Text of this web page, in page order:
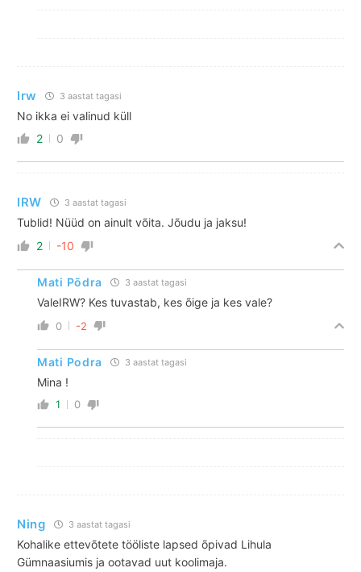
Irw 3 aastat tagasi
No ikka ei valinud küll
2
0
IRW 3 aastat tagasi
Tublid! Nüüd on ainult võita. Jõudu ja jaksu!
2
-10
Mati Põdra 3 aastat tagasi
ValeIRW? Kes tuvastab, kes õige ja kes vale?
0 -2
Mati Podra 3 aastat tagasi
Mina !
1 0
Ning 3 aastat tagasi
Kohalike ettevõtete tööliste lapsed õpivad Lihula
Gümnaasiumis ja ootavad uut koolimaja.